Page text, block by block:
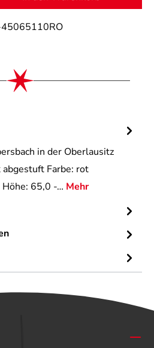
in der Oberlausitz
Farbe: rot
65,0 -… Mehr